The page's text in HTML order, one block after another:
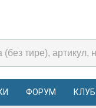
ФОРУМ КЛУБ